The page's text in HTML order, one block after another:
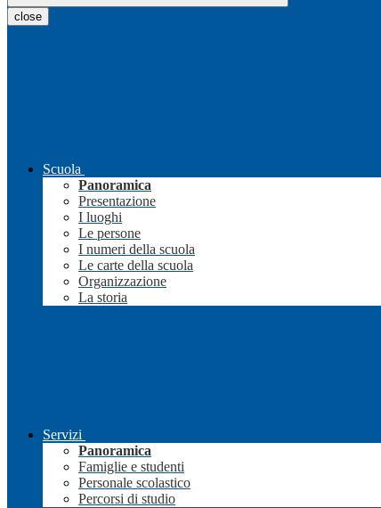
close
Scuola
Panoramica
Presentazione
I luoghi
Le persone
I numeri della scuola
Le carte della scuola
Organizzazione
La storia
Servizi
Panoramica
Famiglie e studenti
Personale scolastico
Percorsi di studio